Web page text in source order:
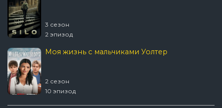
3 сезон
2 эпизод
Моя жизнь с мальчиками Уолтер
2 сезон
10 эпизод